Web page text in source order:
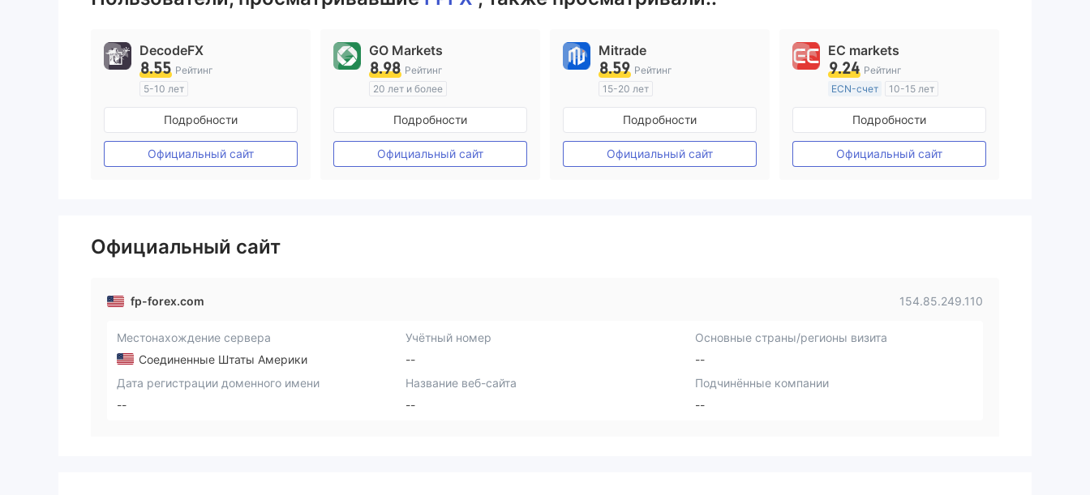
DecodeFX
8.55 Рейтинг
5-10 лет
Регулирование в Австралия
Маркет-Мейкинг (MM)
Основной стандарт MT4
Подробности
Официальный сайт
GO Markets
8.98 Рейтинг
20 лет и более
Регулирование в Австралия
Маркет-Мейкинг (MM)
cTrader
Подробности
Официальный сайт
Mitrade
8.59 Рейтинг
15-20 лет
Регулирование в Австралия
Маркет-Мейкинг (MM)
Самостоятельное изучение
Подробности
Официальный сайт
EC markets
9.24 Рейтинг
ECN-счет
10-15 лет
Регулирование в Австралия
Маркет-Мейкинг (MM)
Основной стандарт MT4
Подробности
Официальный сайт
Официальный сайт
fp-forex.com 154.85.249.110
Местонахождение сервера
Соединенные Штаты Америки
Учётный номер
--
Основные страны/регионы визита
--
Дата регистрации доменного имени
--
Название веб-сайта
--
Подчинённые компании
--